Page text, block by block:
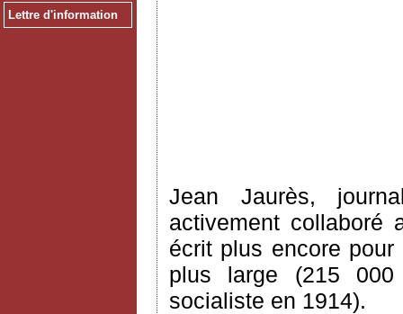
Lettre d'information
Jean Jaurès,
activement
écrit plus encore
plus large (215
socialiste en 1914).